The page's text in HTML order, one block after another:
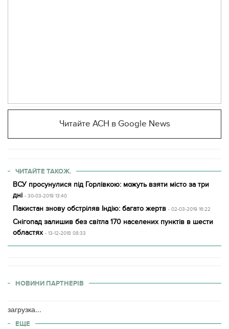
Читайте АСН в Google News
ЧИТАЙТЕ ТАКОЖ.
ВСУ просунулися під Горлівкою: можуть взяти місто за три
дні - 30-03-2019 13:40
Пакистан знову обстріляв Індію: багато жертв - 02-03-2019 16:22
Снігопад залишив без світла 170 населених пунктів в шести
областях - 13-12-2018 08:33
НОВИНИ ПАРТНЕРІВ
загрузка...
ЕЩЕ